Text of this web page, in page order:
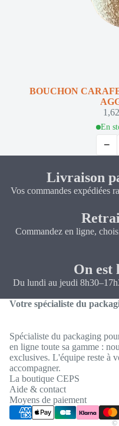
BOUCHON
En
−
Livraison
Vos commandes expédiées
Commandez en ligne,
On est
Du lundi au jeudi
Votre spécialiste du
Spécialiste du packaging
en ligne toute sa gamme :
exclusives. L'équipe reste à
accompagner.
La boutique CEPS
Aide & contact
Moyens de paiement
©
Politique de confidentialité
Coordonnées
Conditions générales de vente
Mentions légales